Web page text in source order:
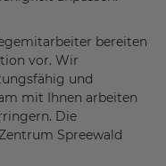
bereiten
vor. Wir
und
mit Ihnen arbeiten
Die
Spreewald